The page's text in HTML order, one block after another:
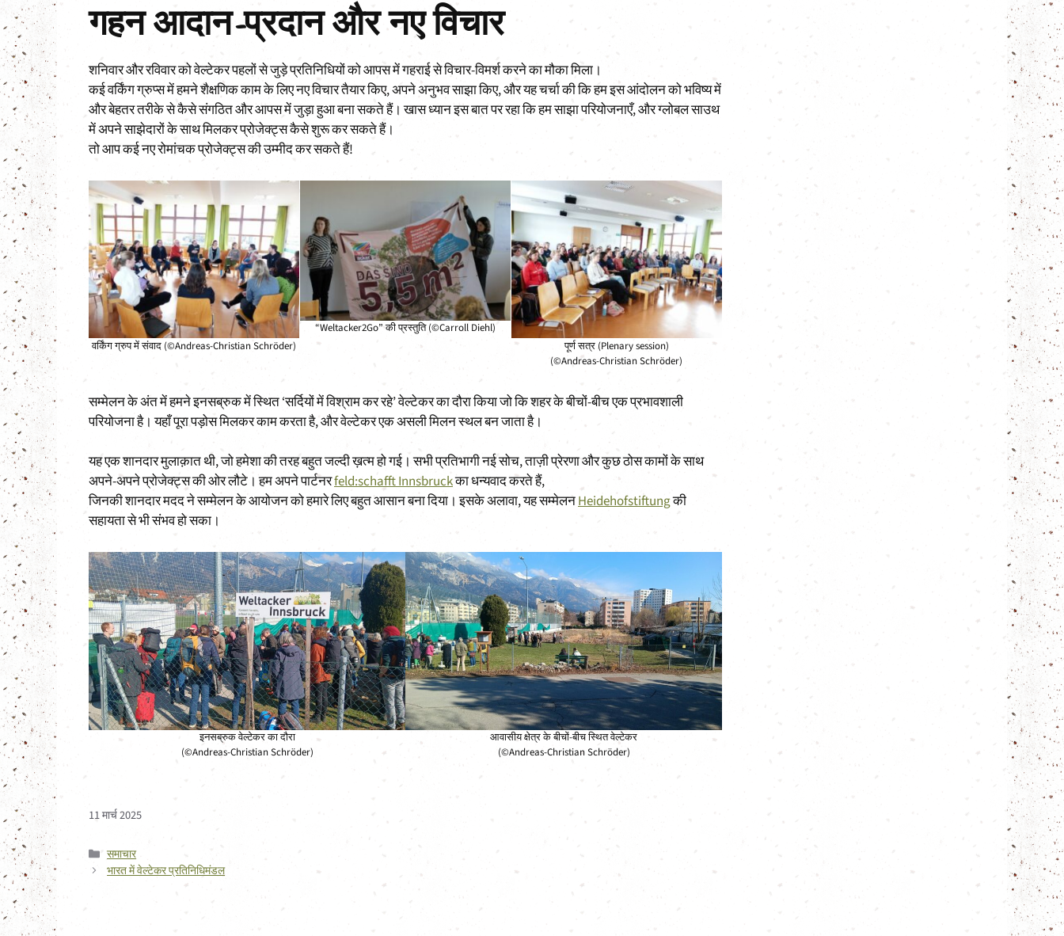
गहन आदान-प्रदान और नए विचार
शनिवार और रविवार को वेल्टेकर पहलों से जुड़े प्रतिनिधियों को आपस में गहराई से विचार-विमर्श करने का मौका मिला।
कई वर्किंग ग्रुप्स में हमने शैक्षणिक काम के लिए नए विचार तैयार किए, अपने अनुभव साझा किए, और यह चर्चा की कि हम इस आंदोलन को भविष्य में
और बेहतर तरीके से कैसे संगठित और आपस में जुड़ा हुआ बना सकते हैं। खास ध्यान इस बात पर रहा कि हम साझा परियोजनाएँ, और ग्लोबल साउथ
में अपने साझेदारों के साथ मिलकर प्रोजेक्ट्स कैसे शुरू कर सकते हैं।
तो आप कई नए रोमांचक प्रोजेक्ट्स की उम्मीद कर सकते हैं!
वर्किंग ग्रुप में संवाद (©Andreas-Christian Schröder)
“Weltacker2Go” की प्रस्तुति (©Carroll Diehl)
पूर्ण सत्र (Plenary session)
(©Andreas-Christian Schröder)
सम्मेलन के अंत में हमने इनसब्रुक में स्थित ‘सर्दियों में विश्राम कर रहे’ वेल्टेकर का दौरा किया जो कि शहर के बीचों-बीच एक प्रभावशाली
परियोजना है। यहाँ पूरा पड़ोस मिलकर काम करता है, और वेल्टेकर एक असली मिलन स्थल बन जाता है।
यह एक शानदार मुलाक़ात थी, जो हमेशा की तरह बहुत जल्दी ख़त्म हो गई। सभी प्रतिभागी नई सोच, ताज़ी प्रेरणा और कुछ ठोस कामों के साथ
अपने-अपने प्रोजेक्ट्स की ओर लौटे। हम अपने पार्टनरfeld:schafft Innsbruckका धन्यवाद करते हैं,
जिनकी शानदार मदद ने सम्मेलन के आयोजन को हमारे लिए बहुत आसान बना दिया। इसके अलावा, यह सम्मेलनHeidehofstiftungकी
सहायता से भी संभव हो सका।
इनसब्रुक वेल्टेकर का दौरा
(©Andreas-Christian Schröder)
आवासीय क्षेत्र के बीचों-बीच स्थित वेल्टेकर
(©Andreas-Christian Schröder)
11 मार्च 2025
Categories
समाचार
भारत में वेल्टेकर प्रतिनिधिमंडल